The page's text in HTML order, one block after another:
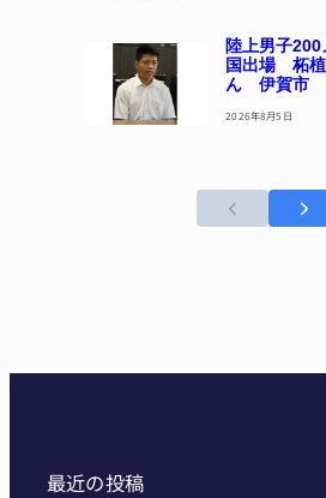
陸上男子
国出場 柘植
ん 伊賀市
2026年8月5日
最近の投稿